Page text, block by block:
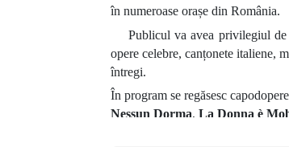
în numeroase orașe din România.
Publicul va avea privilegiul de
opere celebre, canțonete italiene,
întregi.
În program se regăsesc
Nessun Dorma, La Donna è